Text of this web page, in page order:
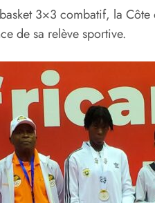
3×3 combatif, la
de sa relève sportive.